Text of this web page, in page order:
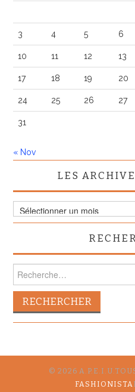
3 4 5 6
10 11 12 13
17 18 19 20
24 25 26 27
31
« Nov
LES
© 2026
FASHIONISTA